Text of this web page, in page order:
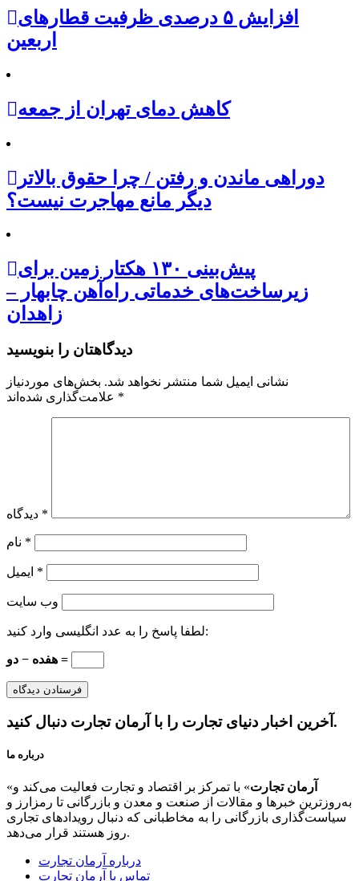
افزایش ۵ درصدی ظرفیت قطارهای
اربعین
کاهش دمای تهران از جمعه
دوراهی ماندن و رفتن / چرا حقوق بالاتر
دیگر مانع مهاجرت نیست؟
پیش‌بینی ۱۳۰ هکتار زمین برای
زیرساخت‌های خدماتی راه‌آهن چابهار –
زاهدان
دیدگاهتان را بنویسید
نشانی ایمیل شما منتشر نخواهد شد. بخش‌های موردنیاز
*
*
*
*
وب‌ سایت
لطفا پاسخ را به عدد انگلیسی وارد کنید:
هفده − دو =
آخرین اخبار دنیای تجارت را با آرمان تجارت دنبال کنید.
درباره ما
« آرمان تجارت» با تمرکز بر اقتصاد و تجارت فعالیت می‌کند و
به‌روزترین خبرها و مقالات از صنعت و معدن و بازرگانی تا رمزارز و
سیاست‌گذاری بازرگانی را به مخاطبانی که دنبال رویدادهای تجاری
روز هستند قرار می‌دهد.
درباره آرمان تجارت
تماس با آرمان تجارت